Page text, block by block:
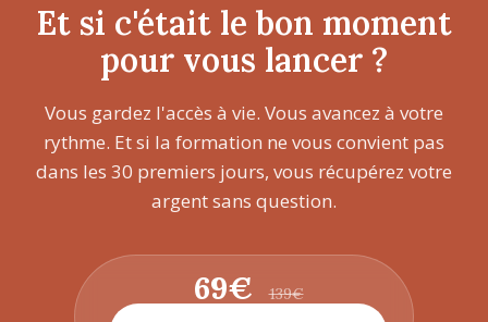
Et si c'était le bon moment
pour vous lancer ?
Vous gardez l'accès à vie. Vous avancez à votre
rythme. Et si la formation ne vous convient pas
dans les 30 premiers jours, vous récupérez votre
argent sans question.
69€ 139€